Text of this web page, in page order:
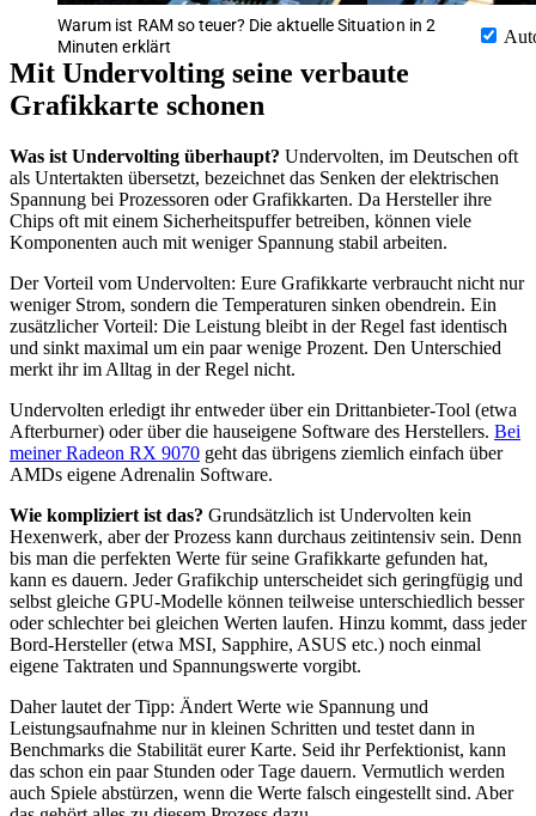
Warum ist RAM so teuer? Die aktuelle Situation in 2
Minuten erklärt
Mit Undervolting seine verbaute
Grafikkarte schonen
Was ist Undervolting überhaupt? Undervolten, im Deutschen oft
als Untertakten übersetzt, bezeichnet das Senken der elektrischen
Spannung bei Prozessoren oder Grafikkarten. Da Hersteller ihre
Chips oft mit einem Sicherheitspuffer betreiben, können viele
Komponenten auch mit weniger Spannung stabil arbeiten.
Der Vorteil vom Undervolten: Eure Grafikkarte verbraucht nicht nur
weniger Strom, sondern die Temperaturen sinken obendrein. Ein
zusätzlicher Vorteil: Die Leistung bleibt in der Regel fast identisch
und sinkt maximal um ein paar wenige Prozent. Den Unterschied
merkt ihr im Alltag in der Regel nicht.
Undervolten erledigt ihr entweder über ein Drittanbieter-Tool (etwa
Afterburner) oder über die hauseigene Software des Herstellers. Bei
meiner Radeon RX 9070 geht das übrigens ziemlich einfach über
AMDs eigene Adrenalin Software.
Wie kompliziert ist das? Grundsätzlich ist Undervolten kein
Hexenwerk, aber der Prozess kann durchaus zeitintensiv sein. Denn
bis man die perfekten Werte für seine Grafikkarte gefunden hat,
kann es dauern. Jeder Grafikchip unterscheidet sich geringfügig und
selbst gleiche GPU-Modelle können teilweise unterschiedlich besser
oder schlechter bei gleichen Werten laufen. Hinzu kommt, dass jeder
Bord-Hersteller (etwa MSI, Sapphire, ASUS etc.) noch einmal
eigene Taktraten und Spannungswerte vorgibt.
Daher lautet der Tipp: Ändert Werte wie Spannung und
Leistungsaufnahme nur in kleinen Schritten und testet dann in
Benchmarks die Stabilität eurer Karte. Seid ihr Perfektionist, kann
das schon ein paar Stunden oder Tage dauern. Vermutlich werden
auch Spiele abstürzen, wenn die Werte falsch eingestellt sind. Aber